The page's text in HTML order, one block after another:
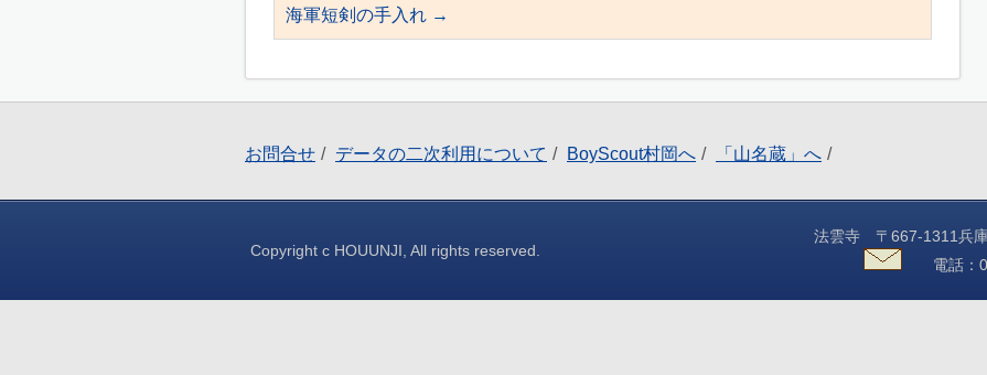
海軍短剣の手入れ →
お問合せ データの二次利用について BoyScout村岡へ 「山名蔵」へ
Copyright c HOUUNJI, All rights reserved.
法雲寺 〒667-1311兵庫
電話：